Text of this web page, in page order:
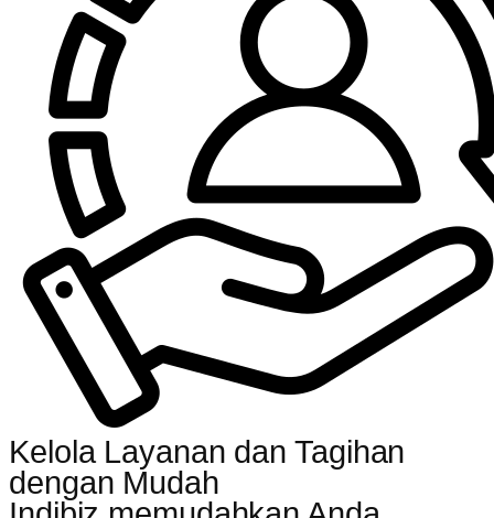
Kelola Layanan dan Tagihan
dengan Mudah